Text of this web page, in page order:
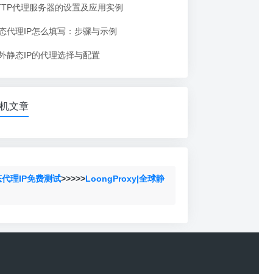
代理服务器的设置及应用实例
代理IP怎么填写：步骤与示例
静态IP的代理选择与配置
文章
理IP免费测试>>>>>LoongProxy|全球静